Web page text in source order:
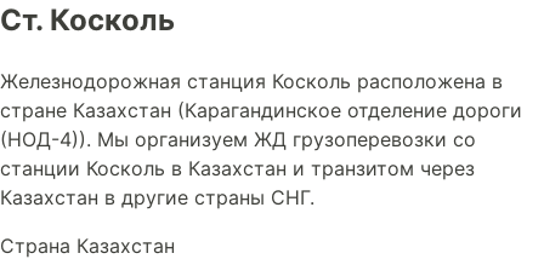
Ст. Коскoль
Железнодорожная станция Коскoль расположена в
стране Казахстан (Карагандинское отделение дороги
(НОД-4)). Мы организуем ЖД грузоперевозки со
станции Коскoль в Казахстан и транзитом через
Казахстан в другие страны СНГ.
Страна Казахстан